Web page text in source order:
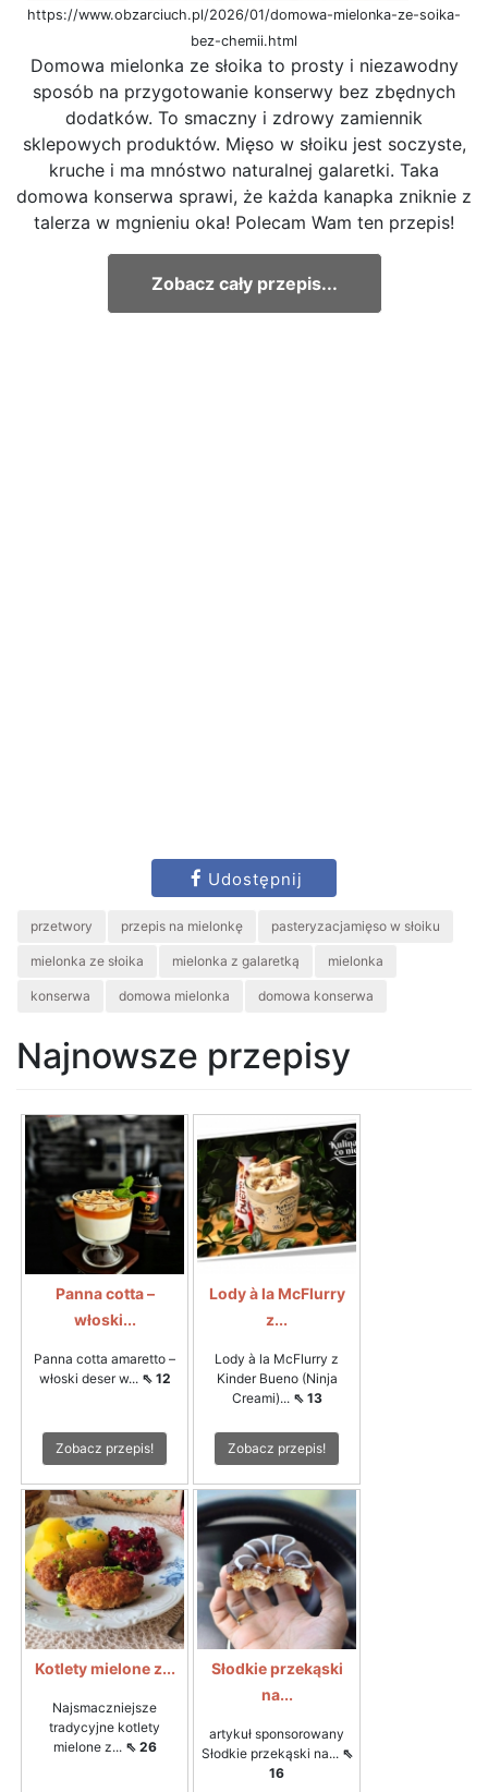
https://www.obzarciuch.pl/2026/01/domowa-mielonka-ze-soika-
bez-chemii.html
Domowa mielonka ze słoika to prosty i niezawodny
sposób na przygotowanie konserwy bez zbędnych
dodatków. To smaczny i zdrowy zamiennik
sklepowych produktów. Mięso w słoiku jest soczyste,
kruche i ma mnóstwo naturalnej galaretki. Taka
domowa konserwa sprawi, że każda kanapka zniknie z
talerza w mgnieniu oka! Polecam Wam ten przepis!
Zobacz cały przepis...
Udostępnij
przetwory przepis na mielonkę pasteryzacjamięso w słoiku
mielonka ze słoika mielonka z galaretką mielonka
konserwa domowa mielonka domowa konserwa
Najnowsze przepisy
Panna cotta –
włoski...
Panna cotta amaretto –
włoski deser w... ⇖ 12
Zobacz przepis!
Lody à la McFlurry
z...
Lody à la McFlurry z
Kinder Bueno (Ninja
Creami)... ⇖ 13
Zobacz przepis!
Kotlety mielone z...
Najsmaczniejsze
tradycyjne kotlety
mielone z... ⇖ 26
Słodkie przekąski
na...
artykuł sponsorowany
Słodkie przekąski na... ⇖
16